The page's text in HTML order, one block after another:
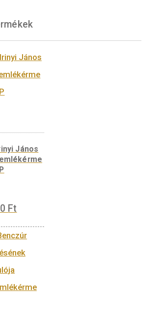
használt csengő
állítva. Az
zárja. A tőzsdei trendeket
a tőzsdei felívelést
bal, illetve jobb oldali
egy-egy vízszintes vonalon
a „2020” verési évszám
biztonsági elemeket is
alatt található.